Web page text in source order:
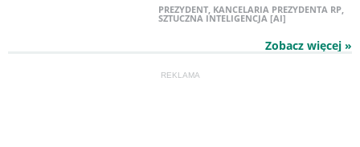
PREZYDENT, KANCELARIA PREZYDENTA RP,
SZTUCZNA INTELIGENCJA [AI]
Zobacz więcej »
REKLAMA